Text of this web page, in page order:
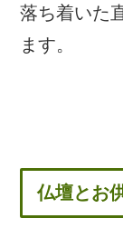
落ち着いた
ます。
仏壇とお